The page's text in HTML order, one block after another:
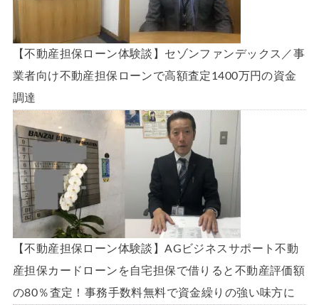
【不動産担保ローン体験談】セゾンファンデックス／事
業者向け不動産担保ローンで高額査定1400万円の資金
調達
【不動産担保ローン体験談】AGビジネスサポート不動
産担保カードローンを自宅担保で借りると不動産評価額
の80％査定！事務手数料無料で資金繰りの強い味方に